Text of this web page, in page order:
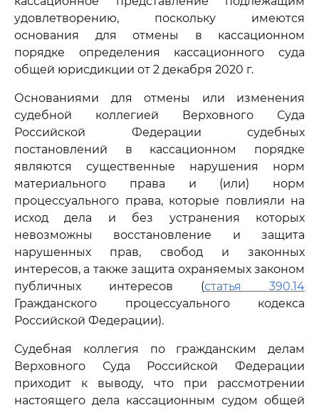
удовлетворению, поскольку имеются
основания для отмены в кассационном
порядке определения кассационного суда
общей юрисдикции от 2 декабря 2020 г.
Основаниями для отмены или изменения
судебной коллегией Верховного Суда
Российской Федерации судебных
постановлений в кассационном порядке
являются существенные нарушения норм
материального права и (или) норм
процессуального права, которые повлияли на
исход дела и без устранения которых
невозможны восстановление и защита
нарушенных прав, свобод и законных
интересов, а также защита охраняемых законом
публичных интересов (статья 390.14
Гражданского процессуального кодекса
Российской Федерации).
Судебная коллегия по гражданским делам
Верховного Суда Российской Федерации
приходит к выводу, что при рассмотрении
настоящего дела кассационным судом общей